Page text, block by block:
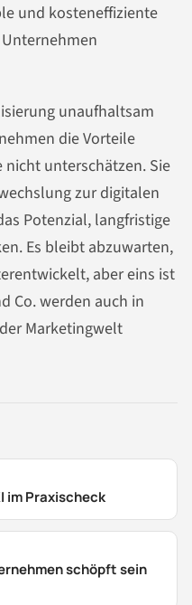
und kosteneffiziente
unaufhaltsam
die Vorteile
nicht unterschätzen. Sie
zur digitalen
Potenzial, langfristige
Es bleibt abzuwarten,
aber eins ist
Co. werden auch in
Marketingwelt
im Praxischeck
schöpft sein